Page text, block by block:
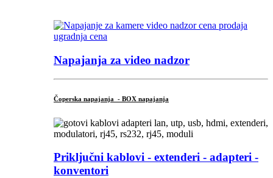
Napajanja za video nadzor
Čoperska napajanja - BOX napajanja
Priključni kablovi - extenderi - adapteri -
konventori